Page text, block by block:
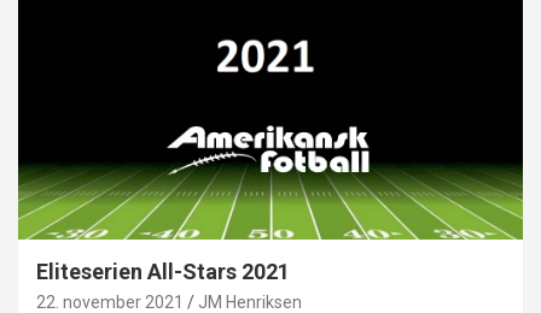
Eliteserien All-Stars 2021
22. november 2021 JM Henriksen